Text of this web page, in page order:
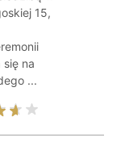
15,
na
...